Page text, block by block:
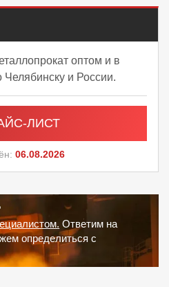
оптом и в
Челябинску и России.
ЛИСТ
06.08.2026
Ответим на
определиться с